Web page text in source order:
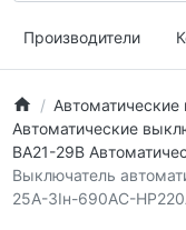
Производители
Автоматические
ВА21-29В
Выключатель
25А-3Iн-690AC-